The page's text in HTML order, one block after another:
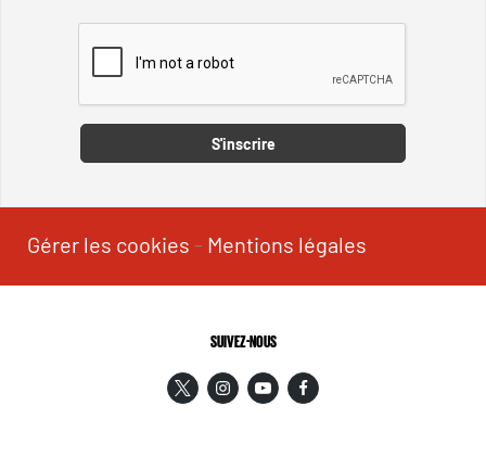
S'inscrire
Gérer les cookies - Mentions légales
SUIVEZ-NOUS